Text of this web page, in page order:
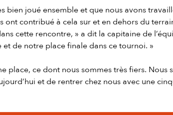
bien joué ensemble et que nous avons
ont contribué à cela sur et en dehors du
cette rencontre, » a dit la capitaine de
de notre place finale dans ce tournoi. »
place, ce dont nous sommes très fiers. Nous
et de rentrer chez nous avec une